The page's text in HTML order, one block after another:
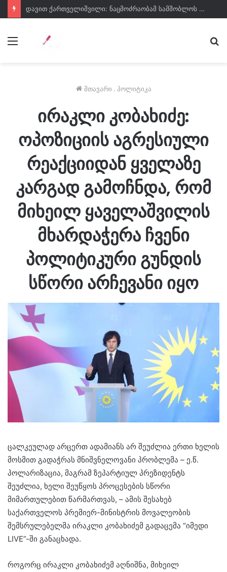
დავით ქართველიშვილი: ნაცმოძრაობამ სამშობლოს ღალატის მუხლი ზუსტად 2008 წლის აგვისტოს შემდეგ გააუქმა იმდენად შეაშინა თავიანთ რიგებში ღალატის გრადუსმა
მენიუ
მთავარი . პოლიტიკა
ირაკლი კობახიძე:
ოპოზიციის აგრესიული
რეაქციიდან ყველაზე
კარგად გამოჩნდა, რომ
მიხეილ ყაველაშვილის
მხარდაჭერა ჩვენი
პოლიტიკური გუნდის
სწორი არჩევანი იყო
ცალკეულად არცერთ ადამიანს არ შეუძლია ერთი ხელის
მოსმით გადაჭრას მნიშვნელოვანი პრობლემა – ე.წ.
პოლარიზაცია, მაგრამ ზეპარტიულ პრეზიდენტს
შეუძლია, ხელი შეუწყოს პროცესების სწორი
მიმართულებით წარმართვას, – ამის შესახებ
საქართველოს პრემიერ-მინისტრის მოვალეობის
შემსრულებელმა ირაკლი კობახიძემ გადაცემა “იმედი
LIVE”-ში განაცხადა.
როგორც ირაკლი კობახიძემ აღნიშნა, მიხეილ